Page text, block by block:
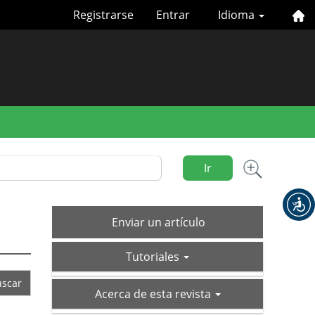
Idioma
Registrarse Entrar
Ir
Enviar
un
Enviar un artículo
Tutoriales
acerca-Acerca de esta revista